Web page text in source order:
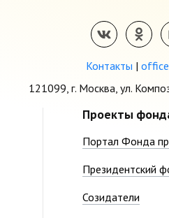
Контакты |
121099, г. Москва, ул.
Проекты
Портал Фонда
Президентский
Созидатели